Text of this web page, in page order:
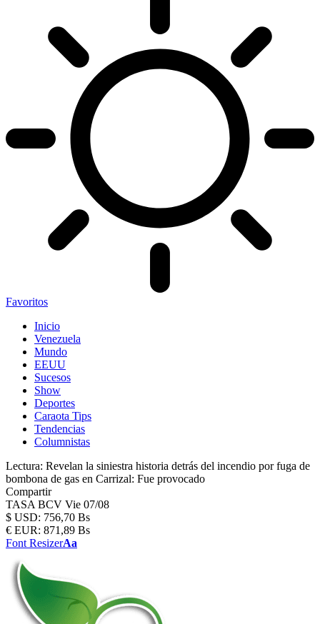
Favoritos
Inicio
Venezuela
Mundo
EEUU
Sucesos
Show
Deportes
Caraota Tips
Tendencias
Columnistas
Lectura: Revelan la siniestra historia detrás del incendio por fuga de
bombona de gas en Carrizal: Fue provocado
Compartir
TASA BCV Vie 07/08
$ USD: 756,70 Bs
€ EUR: 871,89 Bs
Font ResizerAa